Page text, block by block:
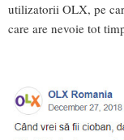
utilizatorii OLX, pe
care are nevoie tot